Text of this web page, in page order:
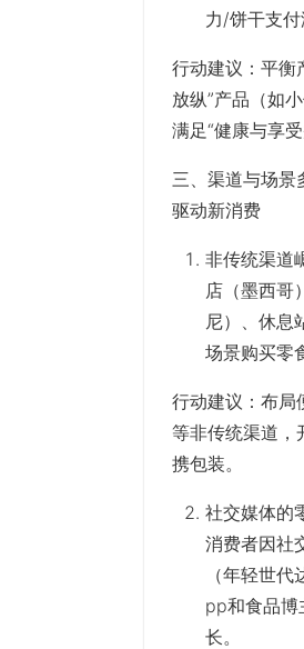
力/饼干支付
行动建议 ：平
放纵”产品（如
满足“健康与享受
三、渠道与场景
驱动新消费
非传统渠道
店（墨西哥
尼）、休息
场景购买零
行动建议 ：布
等非传统渠道，
携包装。
社交媒体的
消费者因社
（年轻世
pp和食品博
长。